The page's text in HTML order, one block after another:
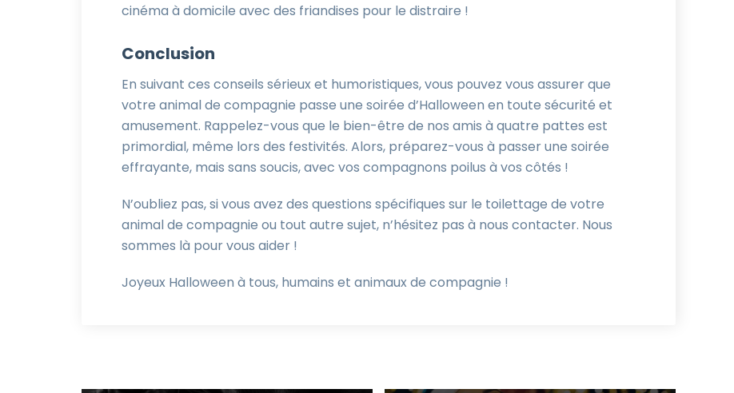
cinéma à domicile avec des friandises pour le distraire !
Conclusion
En suivant ces conseils sérieux et humoristiques, vous pouvez vous assurer que
votre animal de compagnie passe une soirée d’Halloween en toute sécurité et
amusement. Rappelez-vous que le bien-être de nos amis à quatre pattes est
primordial, même lors des festivités. Alors, préparez-vous à passer une soirée
effrayante, mais sans soucis, avec vos compagnons poilus à vos côtés !
N’oubliez pas, si vous avez des questions spécifiques sur le toilettage de votre
animal de compagnie ou tout autre sujet, n’hésitez pas à nous contacter. Nous
sommes là pour vous aider !
Joyeux Halloween à tous, humains et animaux de compagnie !